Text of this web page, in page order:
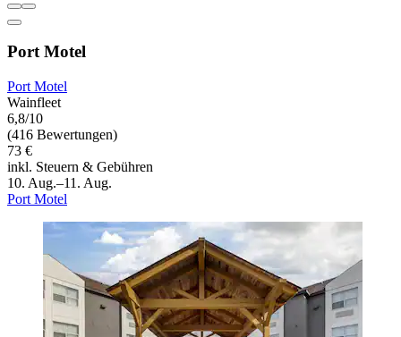
Port Motel
Port Motel
Wainfleet
6,8/10
(416 Bewertungen)
73 €
inkl. Steuern & Gebühren
10. Aug.–11. Aug.
Port Motel